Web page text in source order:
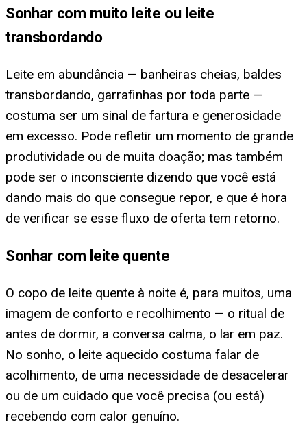
Sonhar com muito leite ou leite
transbordando
Leite em abundância — banheiras cheias, baldes
transbordando, garrafinhas por toda parte —
costuma ser um sinal de fartura e generosidade
em excesso. Pode refletir um momento de grande
produtividade ou de muita doação; mas também
pode ser o inconsciente dizendo que você está
dando mais do que consegue repor, e que é hora
de verificar se esse fluxo de oferta tem retorno.
Sonhar com leite quente
O copo de leite quente à noite é, para muitos, uma
imagem de conforto e recolhimento — o ritual de
antes de dormir, a conversa calma, o lar em paz.
No sonho, o leite aquecido costuma falar de
acolhimento, de uma necessidade de desacelerar
ou de um cuidado que você precisa (ou está)
recebendo com calor genuíno.